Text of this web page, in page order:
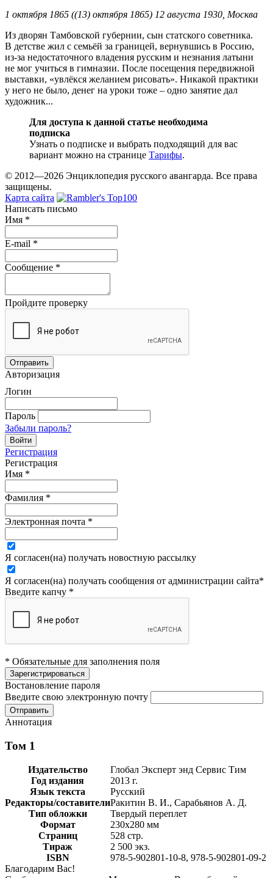
1 октября 1865 ((13) октября 1865) 12 августа 1930, Москва
Из дворян Тамбовской губернии, сын статского советника.
В детстве жил с семьёй за границей, вернувшись в Россию,
из-за недостаточного владения русским и незнания латыни
не мог учиться в гимназии. После посещения передвижной
выставки, «увлёкся желанием рисовать». Никакой практики
у него не было, денег на уроки тоже – одно занятие дал
художник...
Для доступа к данной статье необходима
подписка
Узнать о подписке и выбрать подходящий для вас
вариант можно на странице Тарифы.
© 2012—2026 Энциклопедия русского авангарда. Все права
защищены.
Карта сайта
Написать письмо
Имя *
E-mail *
Сообщение *
Пройдите проверку
Авторизация
Логин
Пароль
Забыли пароль?
Регистрация
Регистрация
Имя *
Фамилия *
Электронная почта *
Я согласен(на) получать новостную рассылку
Я согласен(на) получать сообщения от администрации сайта*
Введите капчу *
* Обязательные для заполнения поля
Востановление пароля
Введите свою электронную почту
Аннотация
Том 1
Издательство
Глобал Эксперт энд Сервис Тим
Год издания
2013 г.
Язык текста
Русский
Редакторы/составителиРакитин В. И., Сарабьянов А. Д.
Тип обложки
Твердый переплет
Формат
230х280 мм
Страниц
528 стр.
Тираж
2 500 экз.
ISBN
978-5-902801-10-8, 978-5-902801-09-2
Благодарим Вас!